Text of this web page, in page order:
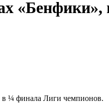
в ¼ финала Лиги чемпионов.